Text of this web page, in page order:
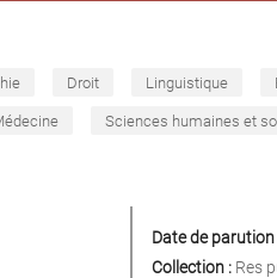
Droit Linguistique
Sciences humaines et
Date de parution
Collection : Res